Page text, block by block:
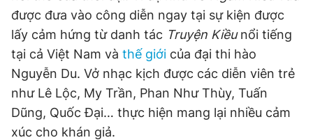
được đưa vào công diễn ngay tại sự kiện được
lấy cảm hứng từ danh tác Truyện Kiềunổi tiếng
tại cả Việt Nam và thế giới của đại thi hào
Nguyễn Du. Vở nhạc kịch được các diễn viên trẻ
như Lê Lộc, My Trần, Phan Như Thùy, Tuấn
Dũng, Quốc Đại… thực hiện mang lại nhiều cảm
xúc cho khán giả.